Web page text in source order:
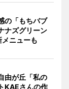
の「もちバブ
ナズグリーン
ニューも
由が丘「私の
KAEさんの作